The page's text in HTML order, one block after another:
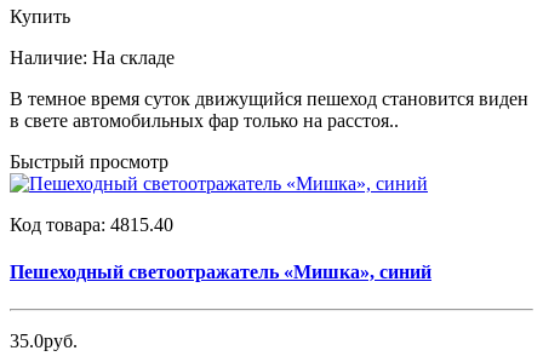
Купить
Наличие: На складе
В темное время суток движущийся пешеход становится виден
в свете автомобильных фар только на расстоя..
Быстрый просмотр
Код товара: 4815.40
Пешеходный светоотражатель «Мишка», синий
35.0руб.